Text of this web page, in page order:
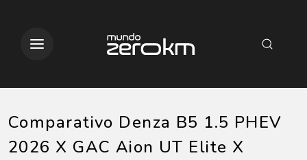
Comparativo Denza B5 1.5 PHEV
2026 X GAC Aion UT Elite X